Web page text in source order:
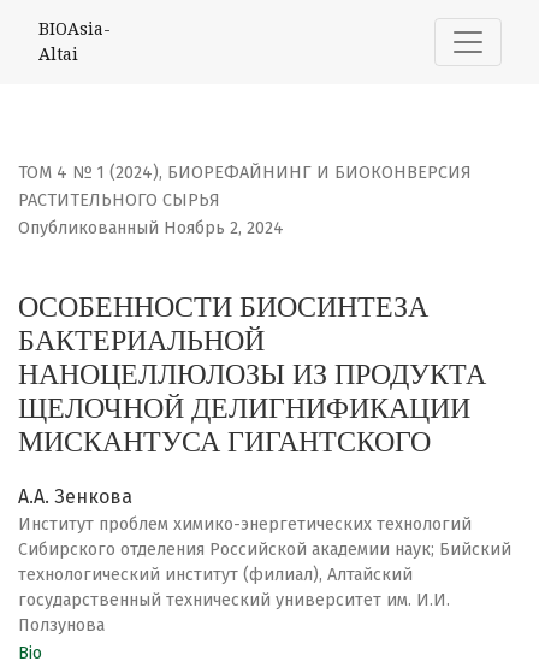
ОСОБЕННОСТИ БИОСИНТЕЗА БАКТЕРИАЛЬНОЙ
BIOAsia-
Altai
ТОМ 4 № 1 (2024), БИОРЕФАЙНИНГ И БИОКОНВЕРСИЯ
РАСТИТЕЛЬНОГО СЫРЬЯ
ОСОБЕННОСТИ БИОСИНТЕЗА
БАКТЕРИАЛЬНОЙ
НАНОЦЕЛЛЮЛОЗЫ ИЗ ПРОДУКТА
ЩЕЛОЧНОЙ ДЕЛИГНИФИКАЦИИ
МИСКАНТУСА ГИГАНТСКОГО
Опубликованный Ноябрь 2, 2024
А.А. Зенкова
Институт проблем химико-энергетических технологий
Сибирского отделения Российской академии наук; Бийский
технологический институт (филиал), Алтайский
государственный технический университет им. И.И.
Ползунова
Bio